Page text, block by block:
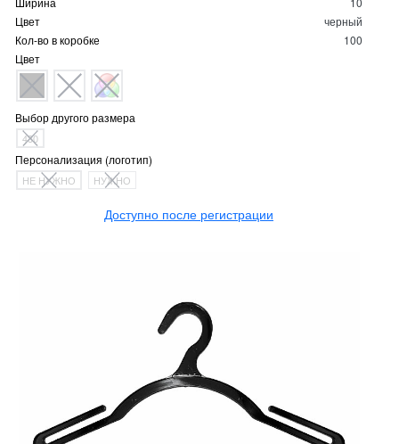
Цвет
черный
Кол-во в коробке
100
Цвет
Выбор другого размера
430
Персонализация (логотип)
НЕ НУЖНО НУЖНО
Доступно после регистрации